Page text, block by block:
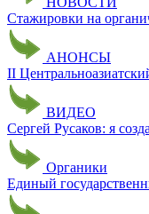
Стажировки на
АНОНСЫ
II
ВИДЕО
Сергей Русаков: я
Органики
Единый